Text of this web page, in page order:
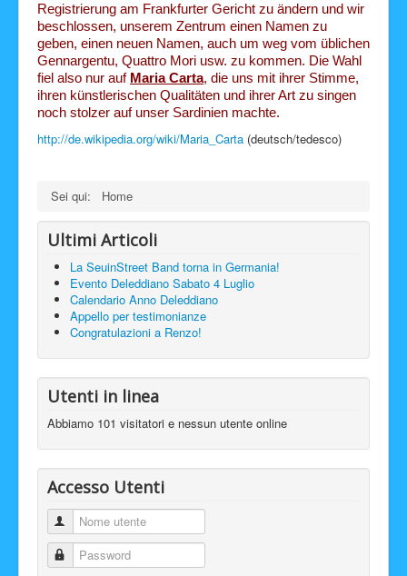
Registrierung am Frankfurter Gericht zu ändern und wir
beschlossen, unserem Zentrum einen Namen zu
geben, einen neuen Namen, auch um weg vom üblichen
Gennargentu, Quattro Mori usw. zu kommen. Die Wahl
fiel also nur auf Maria Carta, die uns mit ihrer Stimme,
ihren künstlerischen Qualitäten und ihrer Art zu singen
noch stolzer auf unser Sardinien machte.
http://de.wikipedia.org/wiki/Maria_Carta (deutsch/tedesco)
Sei qui: Home
Ultimi Articoli
La SeuinStreet Band torna in Germania!
Evento Deleddiano Sabato 4 Luglio
Calendario Anno Deleddiano
Appello per testimonianze
Congratulazioni a Renzo!
Utenti in linea
Abbiamo 101 visitatori e nessun utente online
Accesso Utenti
Nome utente
Password